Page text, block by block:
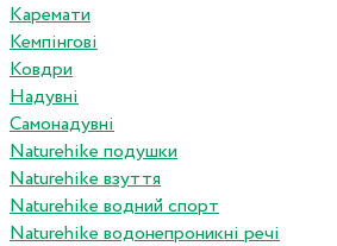
Каремати
Кемпінгові
Ковдри
Надувні
Самонадувні
Naturehike подушки
Naturehike взуття
Naturehike водний спорт
Naturehike водонепроникні речі